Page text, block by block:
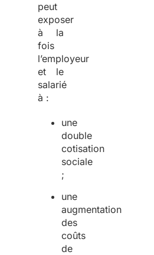
peut
exposer
à la
fois
l’employeur
et le
salarié
à :
une
double
cotisation
sociale
;
une
augmentation
des
coûts
de